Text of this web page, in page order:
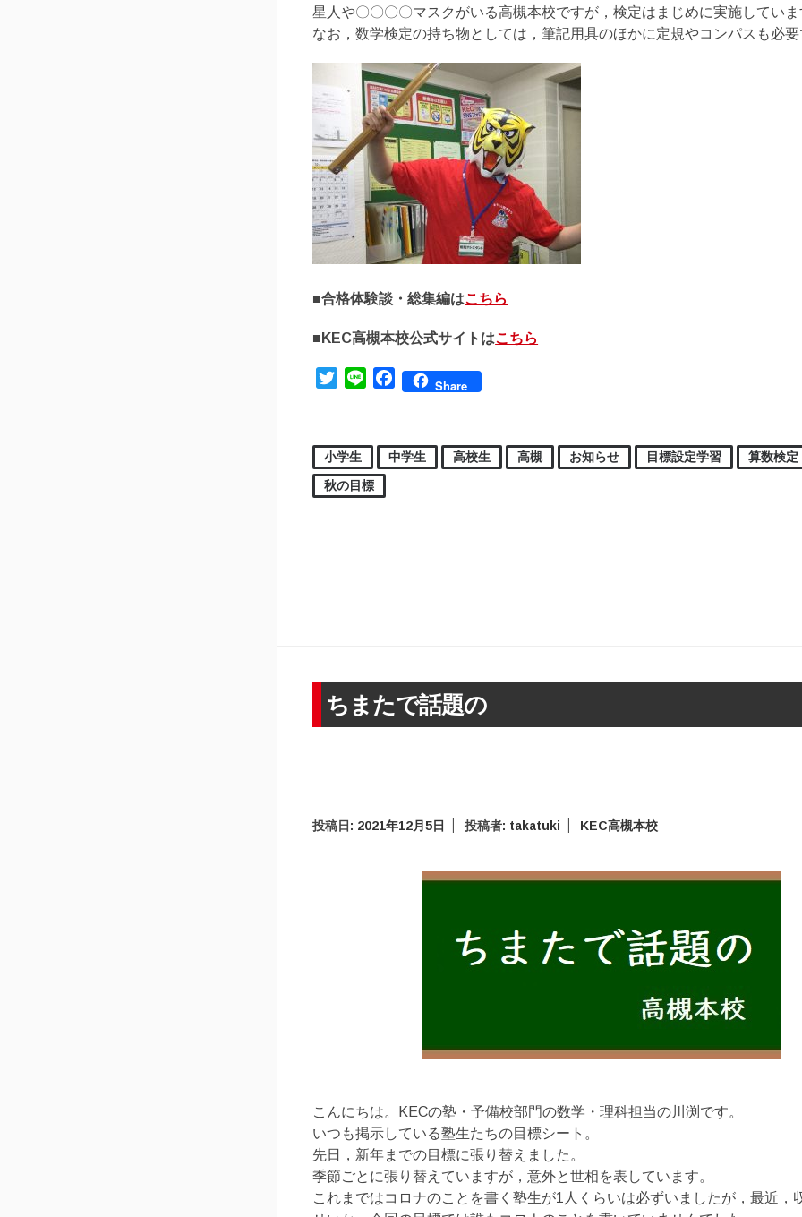
星人や〇〇〇〇マスクがいる高槻本校ですが，検定はまじめに実施してい
なお，数学検定の持ち物としては，筆記用具のほかに定規やコンパスも必
■合格体験談・総集編はこちら
■KEC高槻本校公式サイトはこちら
TwitterLine FacebookShare
小学生 中学生 高校生 高槻 お知らせ 目標設定学習
算数検定
秋の目標
ちまたで話題の
投稿日: 2021年12月5日 投稿者: takatuki KEC高槻本校
こんにちは。KECの塾・予備校部門の数学・理科担当の川渕です。
いつも掲示している塾生たちの目標シート。
先日，新年までの目標に張り替えました。
季節ごとに張り替えていますが，意外と世相を表しています。
これまではコロナのことを書く塾生が1人くらいは必ずいましたが，最近，